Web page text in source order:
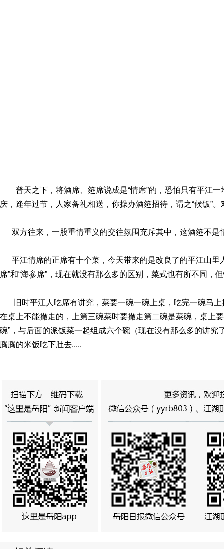
普天之下，将酒席、筵席说成是“情席”的，恐怕只有平江
庆，逢年过节，人家备礼相送，你操办酒筵招待，谓之“候饭”。
双方往来，一股重情重义的交往氛围充斥其中，这酒筵不是
平江情席的正席有十个菜，今天带来的是改良了的平江山里
席”和“海参席”，现在就没有那么多的区别，菜式也有所不同，
旧时平江人吃席有讲究，菜要一碗一碗上桌，吃完一碗马上
在桌上不能撤走的，上第三碗菜时要撤走第二碗是菜碗，桌上
碗”，与后面的派饭菜一起组成六个碗（现在没有那么多的讲
腾腾的米饭吃下肚去.....